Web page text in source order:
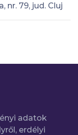
nr. 79, jud. Cluj
adatok
erdélyi